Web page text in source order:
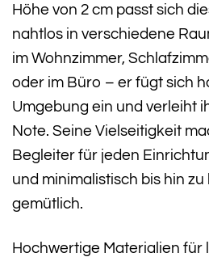
Höhe von 2 cm passt sich
nahtlos in verschiedene
im Wohnzimmer,
oder im Büro – er fügt sich
Umgebung ein und verleiht
Note. Seine Vielseitigkeit
Begleiter für jeden
und minimalistisch bis hin zu
gemütlich.
Hochwertige Materialien für